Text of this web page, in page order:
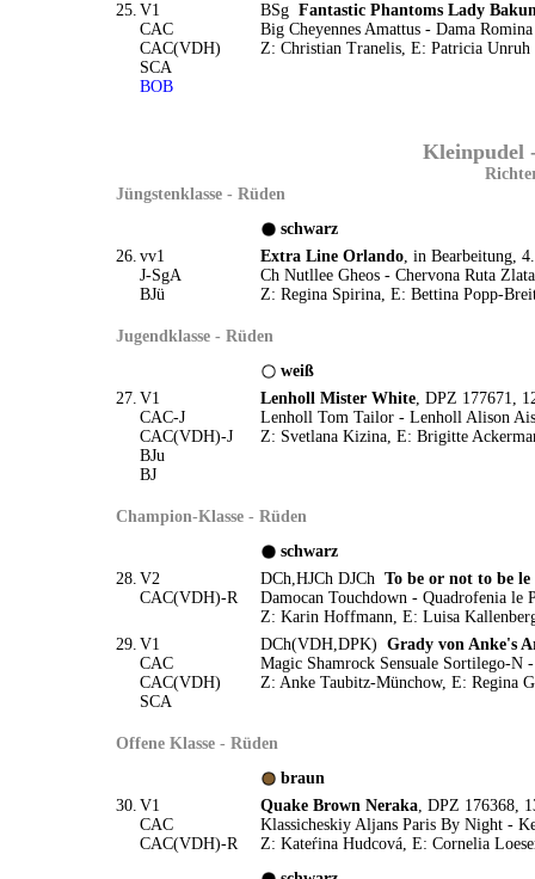
25. V1
CAC
CAC(VDH)
SCA
BOB
BSg Fantastic Phantoms Lady
Big Cheyennes Amattus - Dama
Z: Christian Tranelis, E: Patricia Unruh
Kleinpudel
Jüngstenklasse - Rüden
schwarz
26. vv1
J-SgA
BJü
Extra Line Orlando, in Bearbeitung,
Ch Nutllee Gheos - Chervona Ruta Zlata
Z: Regina Spirina, E: Bettina Popp-
Jugendklasse - Rüden
weiß
27. V1
CAC-J
CAC(VDH)-J
BJu
BJ
Lenholl Mister White, DPZ 177671,
Lenholl Tom Tailor - Lenholl Alison
Z: Svetlana Kizina, E: Brigitte
Champion-Klasse - Rüden
schwarz
28. V2
CAC(VDH)-R
DCh,HJCh DJCh To be or not to be
Damocan Touchdown - Quadrofenia le
Z: Karin Hoffmann, E: Luisa
29. V1
CAC
CAC(VDH)
SCA
DCh(VDH,DPK) Grady von Anke's
Magic Shamrock Sensuale Sortilego-N
Z: Anke Taubitz-Münchow, E: Regina
Offene Klasse - Rüden
braun
30. V1
CAC
CAC(VDH)-R
Quake Brown Neraka, DPZ 176368,
Klassicheskiy Aljans Paris By Night -
Z: Kateŕina Hudcová, E: Cornelia